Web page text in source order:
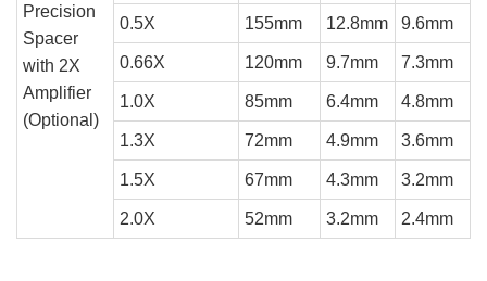
Precision
Spacer
with 2X
Amplifier
(Optional)
0.5X 155mm 12.8mm 9.6mm
0.66X 120mm 9.7mm 7.3mm
1.0X 85mm 6.4mm 4.8mm
1.3X 72mm 4.9mm 3.6mm
1.5X 67mm 4.3mm 3.2mm
2.0X 52mm 3.2mm 2.4mm